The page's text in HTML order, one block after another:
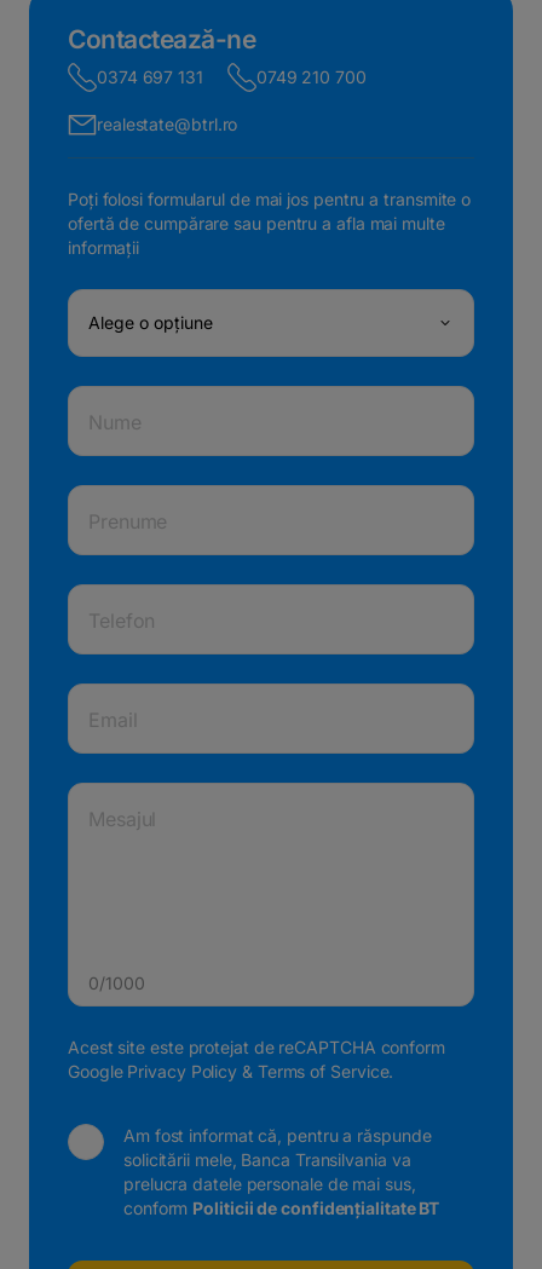
Contactează-ne
0374 697 131 0749 210 700
realestate@btrl.ro
Poți folosi formularul de mai jos pentru a transmite o
ofertă de cumpărare sau pentru a afla mai multe
informații
Alege o opțiune
Nume
Prenume
Telefon
Email
Mesajul
0/1000
Acest site este protejat de reCAPTCHA conform
Google Privacy Policy & Terms of Service.
Am fost informat că, pentru a răspunde
solicitării mele, Banca Transilvania va
prelucra datele personale de mai sus,
conform Politicii de confidențialitate BT